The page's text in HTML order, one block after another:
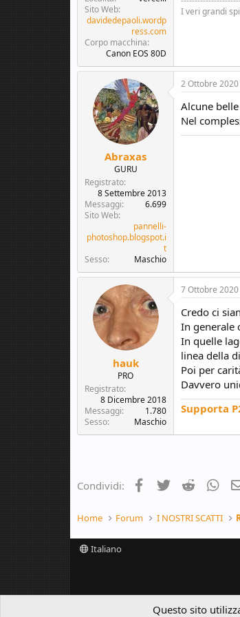
Sito Web
davidedepaoli.wordp
ress.com
Corpo macchina
Canon EOS 80D
I veri grandi
Abraxas
GURU
Registrato
8 Settembre 2013
Messaggi
6.699
Sito Web
pannelli-
photoshop.blogspot.i
t
Sesso
Maschio
2 Ottobre 2020
Alcune
Nel
hauk
PRO
Registrato
8 Dicembre 2018
Messaggi
1.780
Sesso
Maschio
7 Ottobre 2020
Credo ci
In generale
In quelle
linea della
Poi per
Davvero
Supporta
Condividi: Facebook
TwitterReddit
Home Forum I NOSTRI SCATTI
Italiano
Questo sito